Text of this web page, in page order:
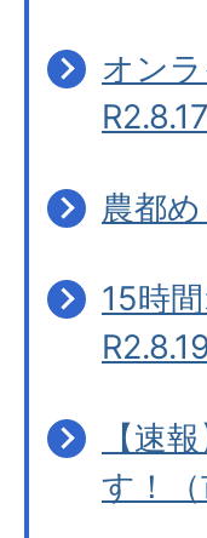
オン
R2.8.17
農都
15時
R2.8.19
【速
す！（